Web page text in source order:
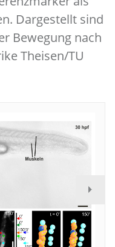
Dargestellt sind
Bewegung nach
Theisen/TU